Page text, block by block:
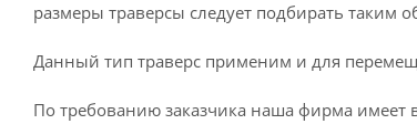
размеры траверсы следует подбирать таким
Данный тип траверс применим и для
По требованию заказчика наша фирма имеет